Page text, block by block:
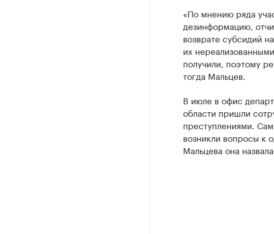
«По мнению ряда
дезинформацию,
возврате субсидий
их
получили, поэтому
тогда Мальцев.
В июле в офис
области пришли
преступлениями.
возникли вопросы к
Мальцева она